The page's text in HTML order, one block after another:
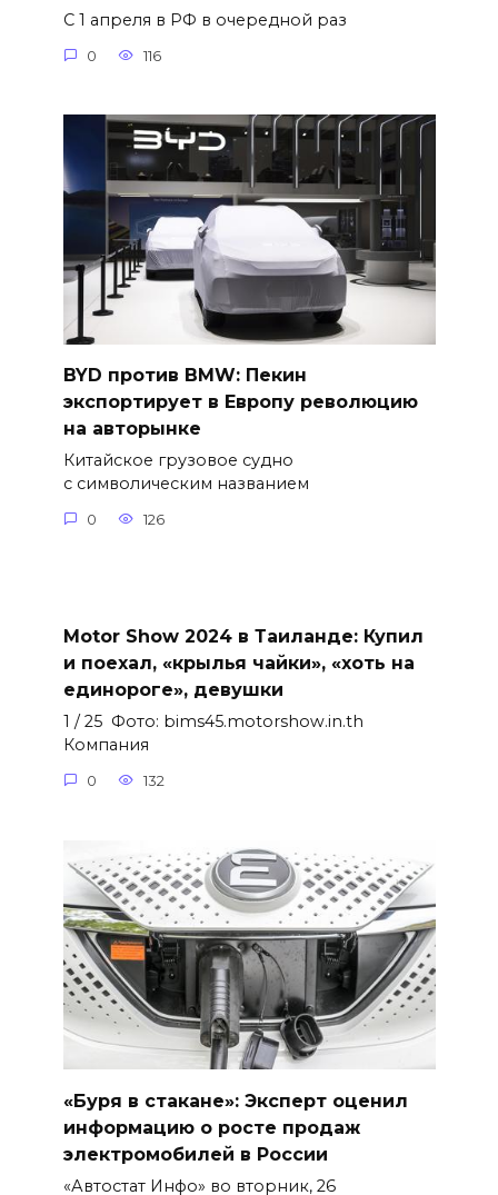
С 1 апреля в РФ в очередной раз
0 116
BYD против BMW: Пекин
экспортирует в Европу революцию
на авторынке
Китайское грузовое судно
с символическим названием
0 126
Motor Show 2024 в Таиланде: Купил
и поехал, «крылья чайки», «хоть на
единороге», девушки
1 / 25 Фото: bims45.motorshow.in.th
Компания
0 132
«Буря в стакане»: Эксперт оценил
информацию о росте продаж
электромобилей в России
«Автостат Инфо» во вторник, 26